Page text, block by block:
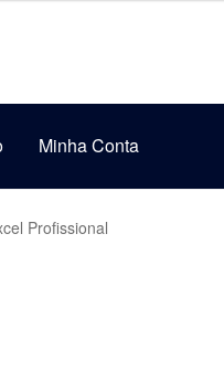
Minha Conta
Profissional